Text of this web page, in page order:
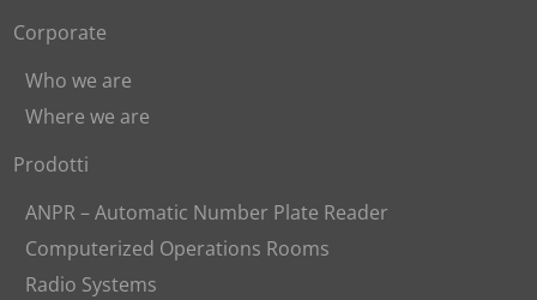
Corporate
Who we are
Where we are
Prodotti
ANPR – Automatic Number Plate Reader
Computerized Operations Rooms
Radio Systems